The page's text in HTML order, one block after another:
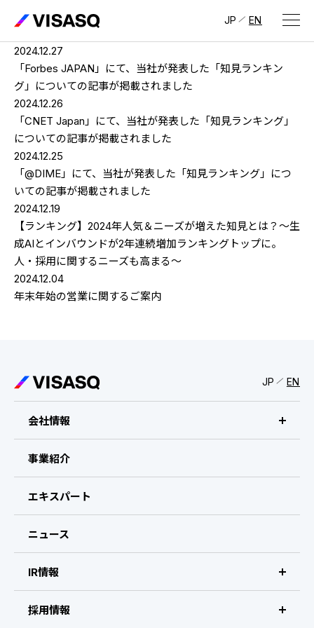
JP EN
会社情報
ビザスクについて
CEOメッセージ
経営メンバー
会社概要・拠点
IR情報
IR情報トップ
IRライブラリ
株式について
コーポレート・ガバナンス
よくある質問
免責事項
採用情報
採用サイト（日本）
中途採用：開発職・デザイナー職
2024.12.27
「Forbes JAPAN」にて、当社が発表した「知見ランキン
グ」についての記事が掲載されました
2024.12.26
「CNET Japan」にて、当社が発表した「知見ランキング」
についての記事が掲載されました
2024.12.25
「@DIME」にて、当社が発表した「知見ランキング」につ
いての記事が掲載されました
2024.12.19
【ランキング】2024年人気＆ニーズが増えた知見とは？〜生
成AIとインバウンドが2年連続増加ランキングトップに。
人・採用に関するニーズも高まる〜
2024.12.04
年末年始の営業に関するご案内
JP EN
会社情報
ビザスクについて
CEOメッセージ
会社概要・拠点
事業紹介
エキスパート
ニュース
IR情報
IR情報 トップ
採用情報